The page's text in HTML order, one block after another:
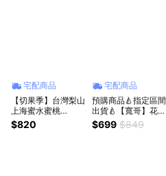
宅配商品
【切果季】台灣梨山
上海蜜水蜜桃
(170g±10%/盒)
$820
宅配商品
預購商品🍐指定區間
出貨🍐【寬哥】花蓮
鶴岡冠軍老欉文旦1
箱(6kg/箱)｜鶴岡老
$699 $849